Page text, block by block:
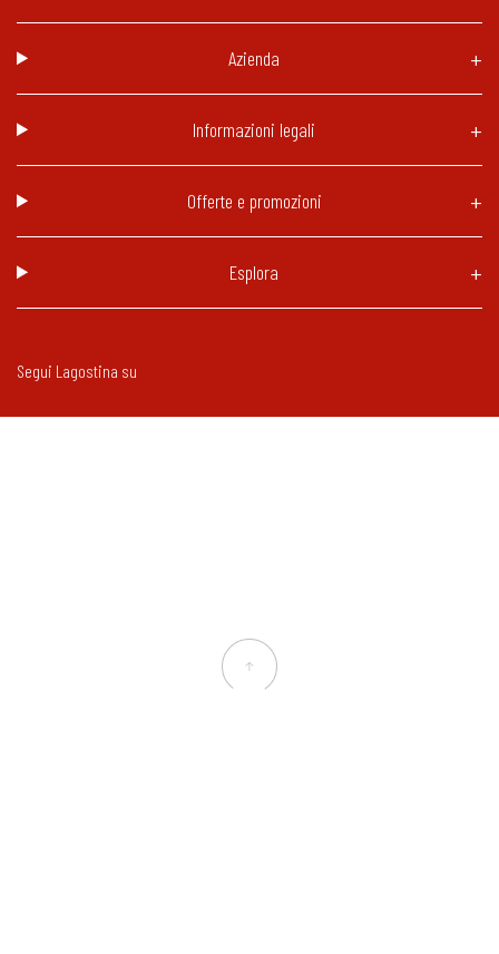
Azienda
Informazioni legali
Offerte e promozioni
Esplora
Segui Lagostina su